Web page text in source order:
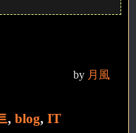
by 月風
, blog, IT